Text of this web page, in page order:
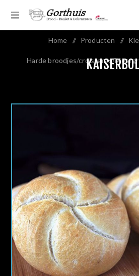
Home / Producten /
Harde broodjes/croissants/
KAISERBOL